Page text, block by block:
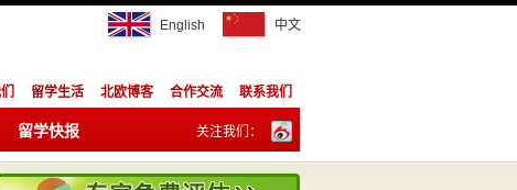
English 中文
留学生活 北欧博客 合作交流 联系我们
留学快报 关注我们：
订阅：
info@studyadviser.com